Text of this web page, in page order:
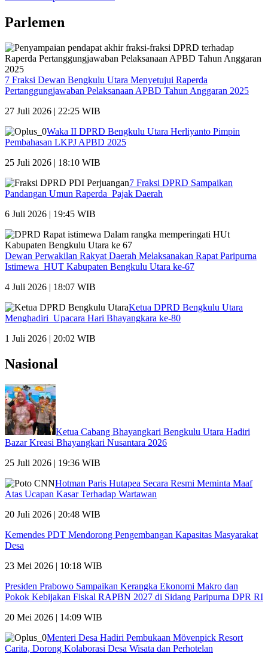
Parlemen
7 Fraksi Dewan Bengkulu Utara Menyetujui Raperda
Pertanggungjawaban Pelaksanaan APBD Tahun Anggaran 2025
27 Juli 2026 | 22:25 WIB
Waka II DPRD Bengkulu Utara Herliyanto Pimpin
Pembahasan LKPJ APBD 2025
25 Juli 2026 | 18:10 WIB
7 Fraksi DPRD Sampaikan
Pandangan Umun Raperda Pajak Daerah
6 Juli 2026 | 19:45 WIB
Dewan Perwakilan Rakyat Daerah Melaksanakan Rapat Paripurna
Istimewa HUT Kabupaten Bengkulu Utara ke-67
4 Juli 2026 | 18:07 WIB
Ketua DPRD Bengkulu Utara
Menghadiri Upacara Hari Bhayangkara ke-80
1 Juli 2026 | 20:02 WIB
Nasional
Ketua Cabang Bhayangkari Bengkulu Utara Hadiri
Bazar Kreasi Bhayangkari Nusantara 2026
25 Juli 2026 | 19:36 WIB
Hotman Paris Hutapea Secara Resmi Meminta Maaf
Atas Ucapan Kasar Terhadap Wartawan
20 Juli 2026 | 20:48 WIB
Kemendes PDT Mendorong Pengembangan Kapasitas Masyarakat
Desa
23 Mei 2026 | 10:18 WIB
Presiden Prabowo Sampaikan Kerangka Ekonomi Makro dan
Pokok Kebijakan Fiskal RAPBN 2027 di Sidang Paripurna DPR RI
20 Mei 2026 | 14:09 WIB
Menteri Desa Hadiri Pembukaan Mövenpick Resort
Carita, Dorong Kolaborasi Desa Wisata dan Perhotelan